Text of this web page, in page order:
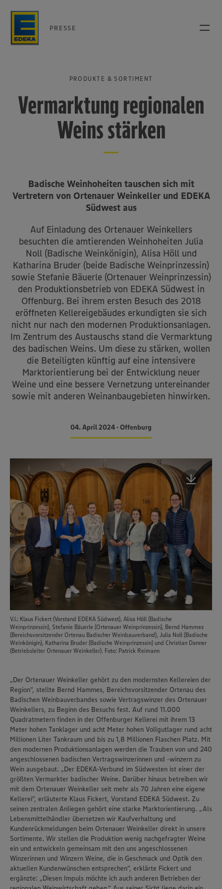
Wir setzen Cookies und andere Technologien ein, um Ihnen
ein bestmögliches Nutzungserlebnis unserer Website zu
ermöglichen. Wir verwenden Ihre Daten, um unsere
PRESSE
PRODUKTE & SORTIMENT
Vermarktung regionalen
Weins stärken
Badische Weinhoheiten tauschen sich mit
Vertretern von Ortenauer Weinkeller und EDEKA
Südwest aus
Auf Einladung des Ortenauer Weinkellers
besuchten die amtierenden Weinhoheiten Julia
Noll (Badische Weinkönigin), Alisa Höll und
Katharina Bruder (beide Badische Weinprinzessin)
sowie Stefanie Bäuerle (Ortenauer Weinprinzessin)
den Produktionsbetrieb von EDEKA Südwest in
Offenburg. Bei ihrem ersten Besuch des 2018
eröffneten Kellereigebäudes erkundigten sie sich
nicht nur nach den modernen Produktionsanlagen.
Im Zentrum des Austauschs stand die Vermarktung
des badischen Weins. Um diese zu stärken, wollen
die Beteiligten künftig auf eine intensivere
Marktorientierung bei der Entwicklung neuer
Weine und eine bessere Vernetzung untereinander
sowie mit anderen Weinanbaugebieten hinwirken.
04. April 2024 • Offenburg
V.l.: Klaus Fickert (Vorstand EDEKA Südwest), Alisa Höll (Badische
Weinprinzessin), Stefanie Bäuerle (Ortenauer Weinprinzessin), Bernd Hammes
(Bereichsvorsitzender Ortenau Badischer Weinbauverband), Julia Noll (Badische
Weinkönigin), Katharina Bruder (Badische Weinprinzessin) und Christian Danner
(Betriebsleiter Ortenauer Weinkeller). Foto: Patrick Reimann
„Der Ortenauer Weinkeller gehört zu den modernsten Kellereien der
Region“, stellte Bernd Hammes, Bereichsvorsitzender Ortenau des
Badischen Weinbauverbandes sowie Vertragswinzer des Ortenauer
Weinkellers, zu Beginn des Besuchs fest. Auf rund 11.000
Quadratmetern finden in der Offenburger Kellerei mit ihrem 13
Meter hohen Tanklager und acht Meter hohen Vollgutlager rund acht
Millionen Liter Tankraum und bis zu 1,8 Millionen Flaschen Platz. Mit
den modernen Produktionsanlagen werden die Trauben von und 240
angeschlossenen badischen Vertragswinzerinnen und ‑winzern zu
Wein ausgebaut. „Der EDEKA-Verbund im Südwesten ist einer der
größten Vermarkter badischer Weine. Darüber hinaus betreiben wir
mit dem Ortenauer Weinkeller seit mehr als 70 Jahren eine eigene
Kellerei“, erläuterte Klaus Fickert, Vorstand EDEKA Südwest. Zu
seinen zentralen Anliegen gehört eine starke Marktorientierung. „Als
Lebensmittelhändler übersetzen wir Kaufverhaltung und
Kundenrückmeldungen beim Ortenauer Weinkeller direkt in unsere
Sortimente. Wir stellen die Produktion wenig nachgefragter Weine
ein und entwickeln gemeinsam mit den uns angeschlossenen
Winzerinnen und Winzern Weine, die in Geschmack und Optik den
aktuellen Kundenwünschen entsprechen“, erklärte Fickert und
ergänzte: „Diesen Impuls möchte ich auch anderen Betrieben der